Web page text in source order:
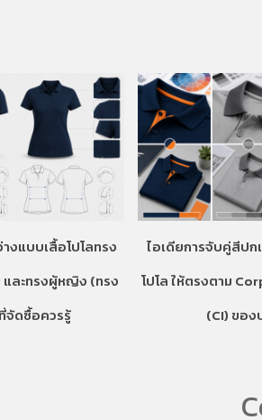
งแบบเสื้อโปโลทรง
และทรงผู้หญิง (ทรง
จัดซื้อควรรู้
ไอเดียการจับคู่สีปก
โปโล ให้ตรงตาม
(CI) ของ